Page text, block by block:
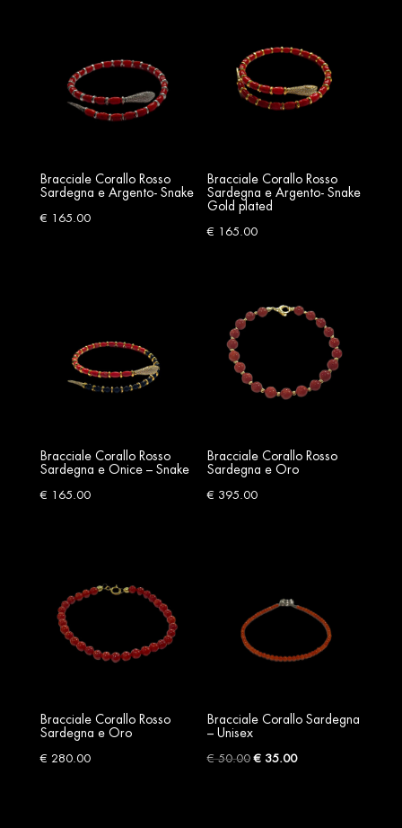
Bracciale Corallo Rosso
Sardegna e Argento- Snake
€ 165.00
Bracciale Corallo Rosso
Sardegna e Argento- Snake
Gold plated
€ 165.00
Bracciale Corallo Rosso
Sardegna e Onice – Snake
€ 165.00
Bracciale Corallo Rosso
Sardegna e Oro
€ 395.00
Bracciale Corallo Rosso
Sardegna e Oro
€ 280.00
Bracciale Corallo Sardegna
– Unisex
€50.00Original
€ 35.00Current